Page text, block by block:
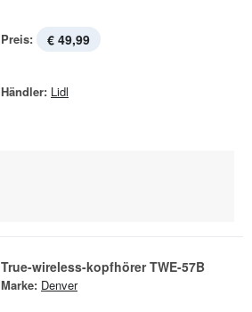
Preis: € 49,99
Händler: Lidl
True-wireless-kopfhörer TWE-57B
Marke: Denver